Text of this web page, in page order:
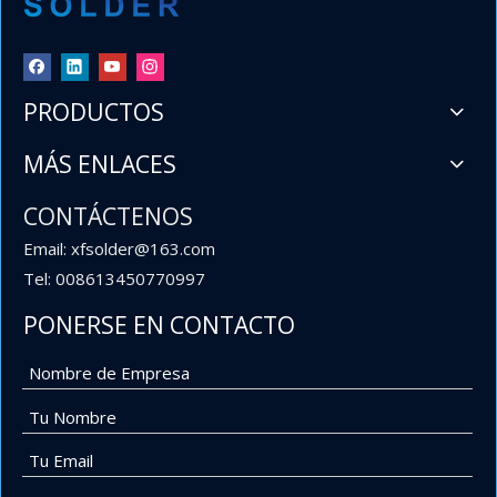
PRODUCTOS
MÁS ENLACES
CONTÁCTENOS
Email: xfsolder@163.com
Tel: 008613450770997
PONERSE EN CONTACTO